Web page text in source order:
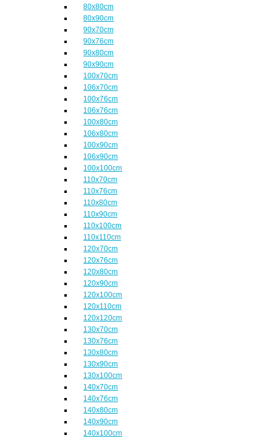
80x80cm
80x90cm
90x70cm
90x76cm
90x80cm
90x90cm
100x70cm
106x70cm
100x76cm
106x76cm
100x80cm
106x80cm
100x90cm
106x90cm
100x100cm
110x70cm
110x76cm
110x80cm
110x90cm
110x100cm
110x110cm
120x70cm
120x76cm
120x80cm
120x90cm
120x100cm
120x110cm
120x120cm
130x70cm
130x76cm
130x80cm
130x90cm
130x100cm
140x70cm
140x76cm
140x80cm
140x90cm
140x100cm